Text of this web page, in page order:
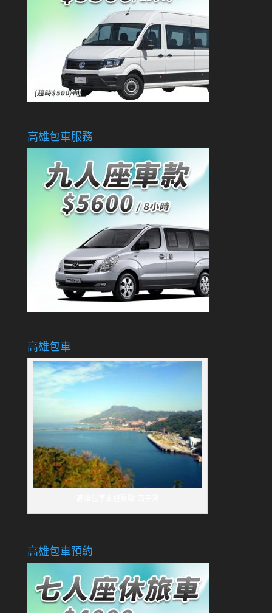
高雄包車服務
高雄包車
高雄包車預約